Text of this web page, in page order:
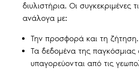
διυλιστήρια. Οι συγκεκριμένες
ανάλογα με:
Την προσφορά και τη ζήτηση.
Τα δεδομένα της
υπαγορεύονται από τις